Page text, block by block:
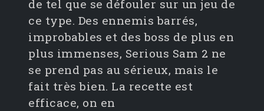
de tel que se défouler sur un jeu de
ce type. Des ennemis barrés,
improbables et des boss de plus en
plus immenses, Serious Sam 2 ne
se prend pas au sérieux, mais le
fait très bien. La recette est
efficace, on en